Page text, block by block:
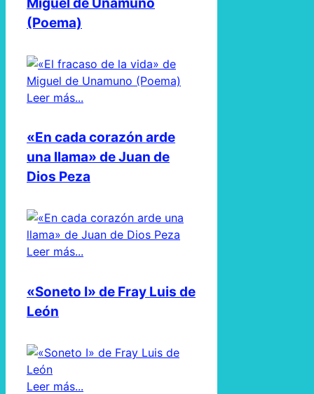
(Poema)
Leer más...
«En cada corazón arde
una llama» de Juan de
Dios Peza
Leer más...
«Soneto I» de Fray Luis de
León
Leer más...